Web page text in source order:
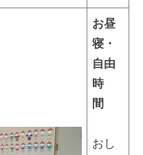
お昼
寝・
自由
時
間
おし